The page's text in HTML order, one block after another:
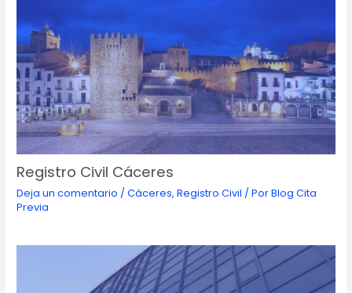
Registro Civil Cáceres
Deja un comentario /Cáceres,Registro Civil / PorBlog Cita
Previa